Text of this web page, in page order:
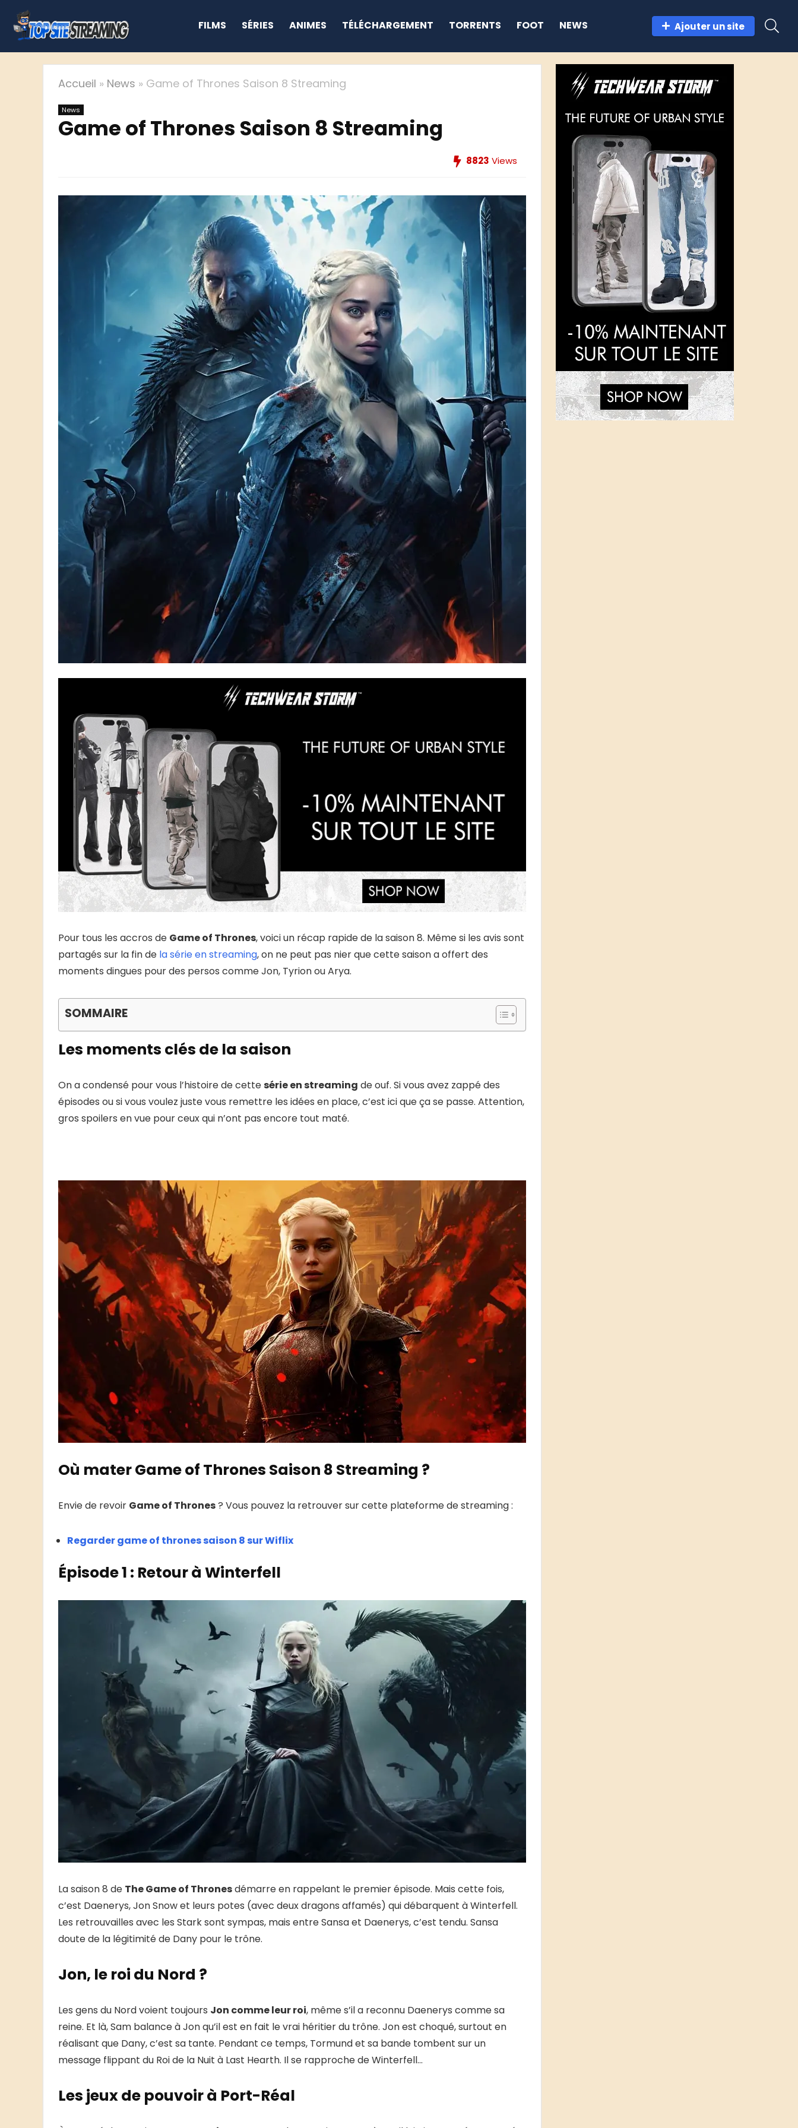
FILMS SÉRIES ANIMES TÉLÉCHARGEMENT TORRENTS FOOT NEWS Ajouter un site
Accueil » News » Game of Thrones Saison 8 Streaming
News
Game of Thrones Saison 8 Streaming
8823 Views
Pour tous les accros de Game of Thrones, voici un récap rapide de la saison 8. Même si les avis sont
partagés sur la fin de la série en streaming, on ne peut pas nier que cette saison a offert des
moments dingues pour des persos comme Jon, Tyrion ou Arya.
SOMMAIRE
Les moments clés de la saison
On a condensé pour vous l’histoire de cettesérie en streaming de ouf. Si vous avez zappé des
épisodes ou si vous voulez juste vous remettre les idées en place, c’est ici que ça se passe. Attention,
gros spoilers en vue pour ceux qui n’ont pas encore tout maté.
Où mater Game of Thrones Saison 8 Streaming ?
Envie de revoir Game of Thrones? Vous pouvez la retrouver sur cette plateforme de streaming :
Regarder game of thrones saison 8 sur Wiflix
Épisode 1 : Retour à Winterfell
La saison 8 de The Game of Thronesdémarre en rappelant le premier épisode. Mais cette fois,
c’est Daenerys, Jon Snow et leurs potes (avec deux dragons affamés) qui débarquent à Winterfell.
Les retrouvailles avec les Stark sont sympas, mais entre Sansa et Daenerys, c’est tendu. Sansa
doute de la légitimité de Dany pour le trône.
Jon, le roi du Nord ?
Les gens du Nord voient toujours Jon comme leur roi, même s’il a reconnu Daenerys comme sa
reine. Et là, Sam balance à Jon qu’il est en fait le vrai héritier du trône. Jon est choqué, surtout en
réalisant que Dany, c’est sa tante. Pendant ce temps, Tormund et sa bande tombent sur un
message flippant du Roi de la Nuit à Last Hearth. Il se rapproche de Winterfell…
Les jeux de pouvoir à Port-Réal